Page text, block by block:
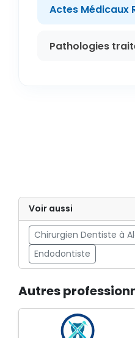
Actes Médicaux
Pathologies
Voir aussi
Chirurgien Dentiste à
Endodontiste
Autres